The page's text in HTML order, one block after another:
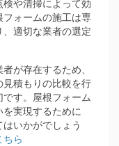
ォームの施工は専
適切な業者の選定
が存在するため、
積もりの比較を行
す。屋根フォーム
実現するために
いかがでしょう
ら